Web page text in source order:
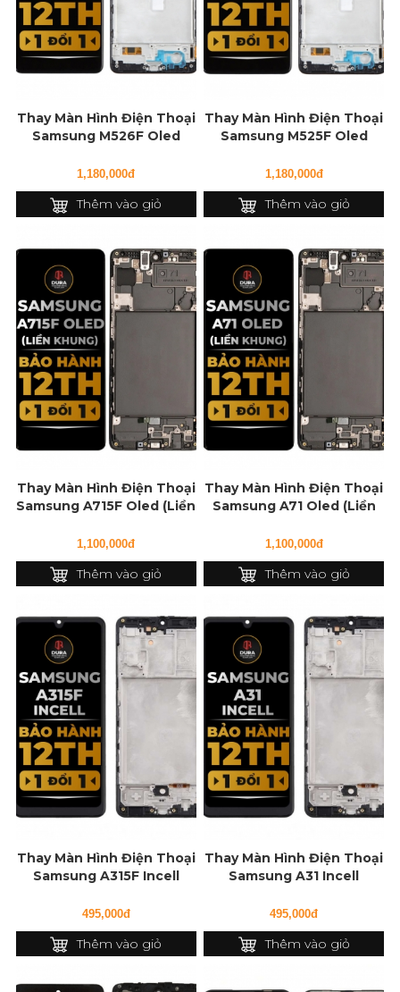
Thay Màn Hình Điện Thoại
Samsung M526F Oled
1,180,000đ
Thêm vào giỏ
Thay Màn Hình Điện Thoại
Samsung M525F Oled
1,180,000đ
Thêm vào giỏ
Thay Màn Hình Điện Thoại
Samsung A715F Oled (Liền
1,100,000đ
Thêm vào giỏ
Thay Màn Hình Điện Thoại
Samsung A71 Oled (Liền
1,100,000đ
Thêm vào giỏ
Thay Màn Hình Điện Thoại
Samsung A315F Incell
495,000đ
Thêm vào giỏ
Thay Màn Hình Điện Thoại
Samsung A31 Incell
495,000đ
Thêm vào giỏ